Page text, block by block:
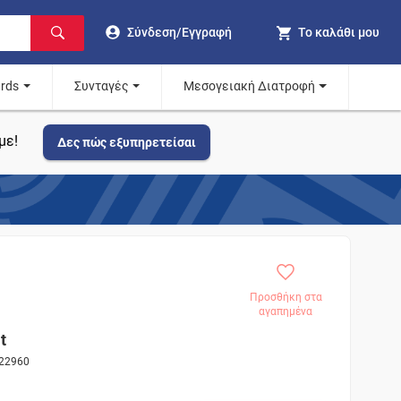
Σύνδεση/Εγγραφή Το καλάθι μου
Συνταγές Μεσογειακή Διατροφή
Δες πώς εξυπηρετείσαι
Προσθήκη στα
αγαπημένα